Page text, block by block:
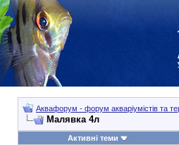
Аквафорум - форум акваріумістів та
Малявка 4л
Активні теми